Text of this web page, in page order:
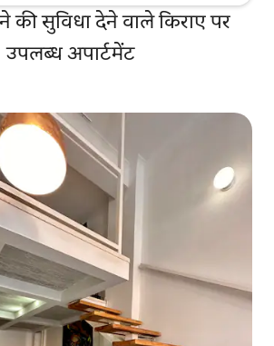
की सुविधा देने वाले किराए पर
उपलब्ध अपार्टमेंट